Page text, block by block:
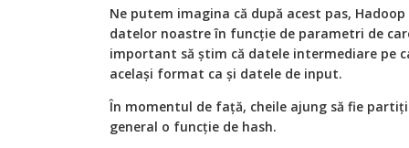
Ne putem imagina că după acest pas,
datelor noastre în funcție de parametri de
important să știm că datele intermediare pe
același format ca și datele de input.
În momentul de față, cheile ajung să fie
general o funcție de hash.